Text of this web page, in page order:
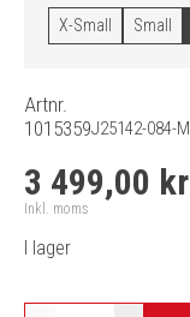
X-Small Small
Artnr.
1015359J25142-084-M
3 499,00 kr
Inkl. moms
I lager